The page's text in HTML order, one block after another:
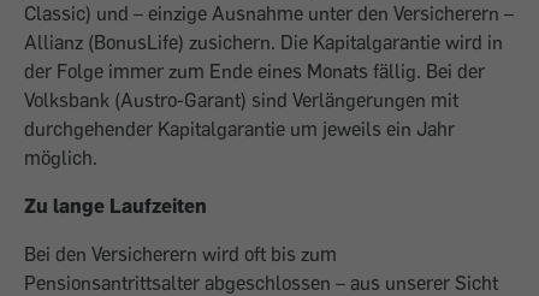
Classic) und – einzige Ausnahme unter den Versicherern –
Allianz (BonusLife) zusichern. Die Kapitalgarantie wird in
der Folge immer zum Ende eines Monats fällig. Bei der
Volksbank (Austro-Garant) sind Verlängerungen mit
durchgehender Kapitalgarantie um jeweils ein Jahr
möglich.
Zu lange Laufzeiten
Bei den Versicherern wird oft bis zum
Pensionsantrittsalter abgeschlossen – aus unserer Sicht